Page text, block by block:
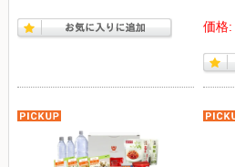
価格: